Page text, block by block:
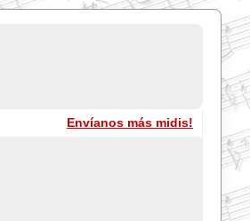
Envíanos más midis!